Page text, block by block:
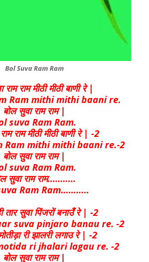
Bol Suva Ram Ram
राम राम मीठी मीठी बाणी रे |
Ram mithi mithi baani re.
बोल सुवा राम राम |
suva Ram Ram.
राम मीठी मीठी बाणी रे | -2
Ram mithi mithi baani re.-2
बोल सुवा राम राम |
suva Ram Ram.
सुवा राम राम...........
Ram Ram………..
तार सुवा पिंजरों बनाउँ रे | -2
suva pinjaro banau re. -2
री झालरी लगाउ रे | -2
ri jhalari lagau re. -2
बोल सुवा राम राम |